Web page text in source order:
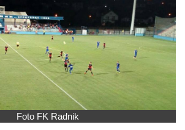
Foto FK Radnik